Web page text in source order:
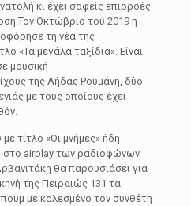
κι έχει σαφείς επιρροές
Οκτώβριο του 2019 η
τη νέα της
«Τα μεγάλα ταξίδια». Είναι
μουσική
της Λήδας Ρουμάνη, δύο
με τους οποίους έχει
τίτλο «Οι μνήμες» ήδη
στο airplay των ραδιοφώνων
θα παρουσιάσει για
της Πειραιώς 131 τα
με καλεσμένο τον συνθέτη